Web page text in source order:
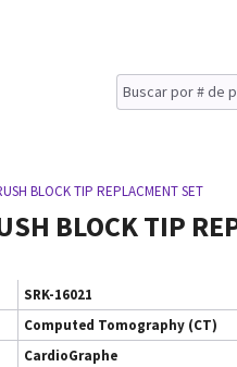
BLOCK TIP REPLACMENT SET
BLOCK TIP
SRK-16021
Computed Tomography (CT)
CardioGraphe